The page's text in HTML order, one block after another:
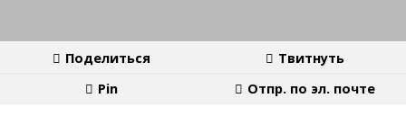
Поделиться
Твитнуть
Pin
Отпр. по эл. почте